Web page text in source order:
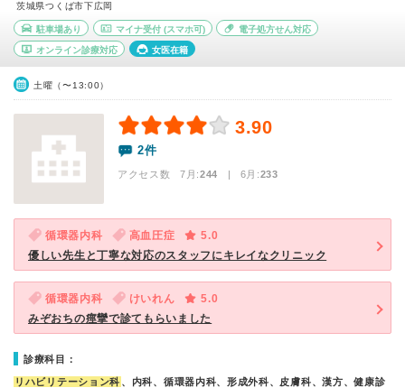
茨城県つくば市下広岡
駐車場あり マイナ受付(スマホ可) 電子処方せん対応
オンライン診療対応 女医在籍
土曜（〜13:00）
3.90
2件
アクセス数 7月:244 | 6月:233
循環器内科 高血圧症
5.0
優しい先生と丁寧な対応のスタッフにキレイなクリニック
循環器内科 けいれん
5.0
みぞおちの痙攣で診てもらいました
診療科目：
リハビリテーション科 、内科、循環器内科、形成外科、皮膚科、漢方、健康診